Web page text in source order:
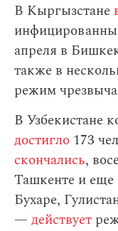
В Кыргызстане
апреля в
также в
режим
В Узбекистане
достигло 173
скончались,
Ташкенте и
Бухаре,
— действует